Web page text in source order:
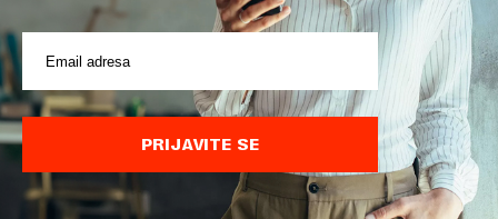
POVEZANI SADRŽAJI
PRIJAVITE SE